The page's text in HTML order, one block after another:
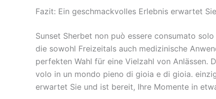
Fazit: Ein geschmackvolles Erlebnis erwartet Sie
Sunset Sherbet non può essere consumato
die sowohl Freizeitals auch medizinische
perfekten Wahl für eine Vielzahl von
volo in un mondo pieno di gioia e di gioia.
erwartet Sie und ist bereit, Ihre Momente in